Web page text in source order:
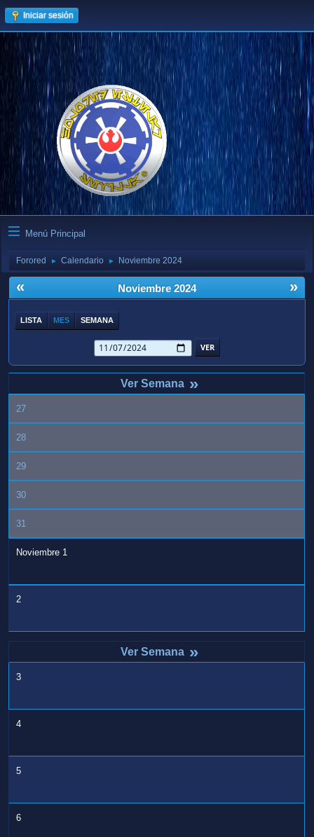
Iniciar sesión
Menú Principal
Forored ► Calendario ► Noviembre 2024
« »
Noviembre 2024
LISTA MES SEMANA
»
27
28
29
30
31
Noviembre 1
2
»
3
4
5
6